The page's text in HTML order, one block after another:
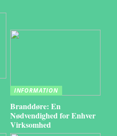
INFORMATION
Branddøre: En
Nødvendighed for Enhver
Virksomhed